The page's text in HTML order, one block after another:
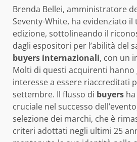
Brenda Bellei, amministratore
Seventy-White, ha evidenziato
edizione, sottolineando il
dagli espositori per l’abilità del
buyers internazionali, con un
Molti di questi acquirenti hanno
interesse a essere riaccreditati
settembre. Il flusso di buyers
cruciale nel successo
selezione dei marchi, che è
criteri adottati negli ultimi 25